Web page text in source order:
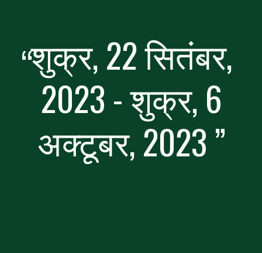
शुक्र, 22 सितंबर,
2023 - शुक्र, 6
अक्टूबर, 2023”
“